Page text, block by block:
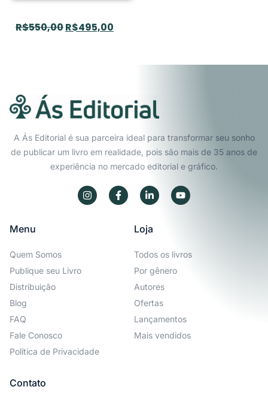
R$550,00R$495,00
A Ás Editorial é sua parceira ideal para transformar seu sonho
de publicar um livro em realidade, pois são mais de 35 anos de
experiência no mercado editorial e gráfico.
Menu
Quem Somos
Publique seu Livro
Distribuição
Blog
FAQ
Fale Conosco
Política de Privacidade
Loja
Todos os livros
Por gênero
Autores
Ofertas
Lançamentos
Mais vendidos
Contato